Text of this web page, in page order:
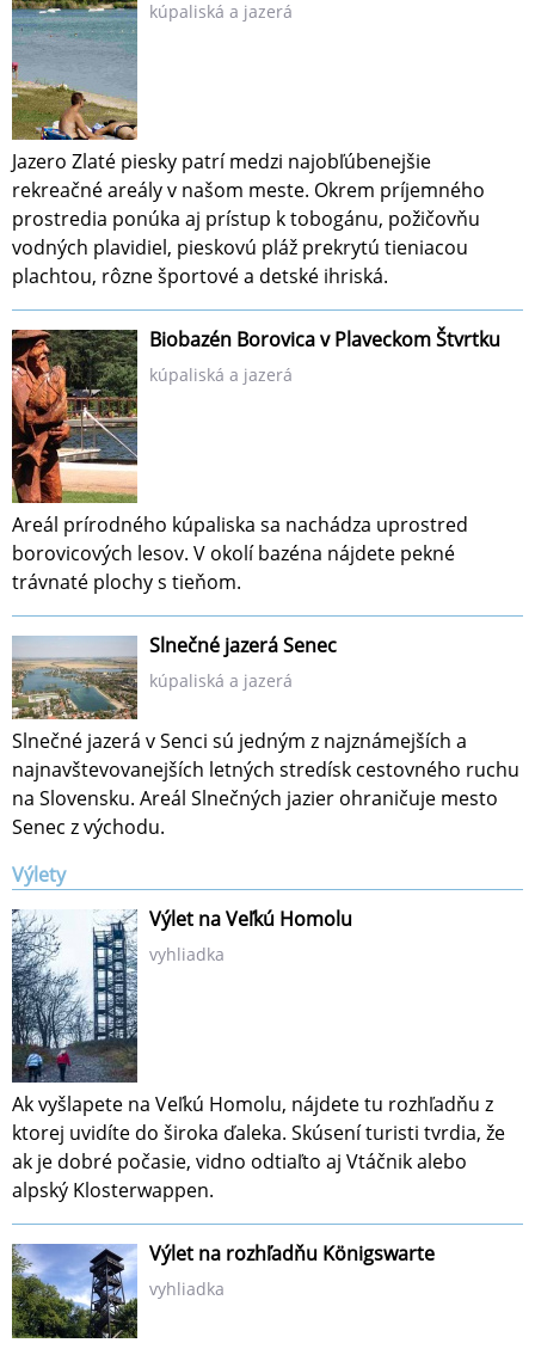
kúpaliská a jazerá
Jazero Zlaté piesky patrí medzi najobľúbenejšie
rekreačné areály v našom meste. Okrem príjemného
prostredia ponúka aj prístup k tobogánu, požičovňu
vodných plavidiel, pieskovú pláž prekrytú tieniacou
plachtou, rôzne športové a detské ihriská.
Biobazén Borovica v Plaveckom Štvrtku
kúpaliská a jazerá
Areál prírodného kúpaliska sa nachádza uprostred
borovicových lesov. V okolí bazéna nájdete pekné
trávnaté plochy s tieňom.
Slnečné jazerá Senec
kúpaliská a jazerá
Slnečné jazerá v Senci sú jedným z najznámejších a
najnavštevova­nejších letných stredísk cestovného ruchu
na Slovensku. Areál Slnečných jazier ohraničuje mesto
Senec z východu.
Výlety
Výlet na Veľkú Homolu
vyhliadka
Ak vyšlapete na Veľkú Homolu, nájdete tu rozhľadňu z
ktorej uvidíte do široka ďaleka. Skúsení turisti tvrdia, že
ak je dobré počasie, vidno odtiaľto aj Vtáčnik alebo
alpský Klosterwappen.
Výlet na rozhľadňu Königswarte
vyhliadka